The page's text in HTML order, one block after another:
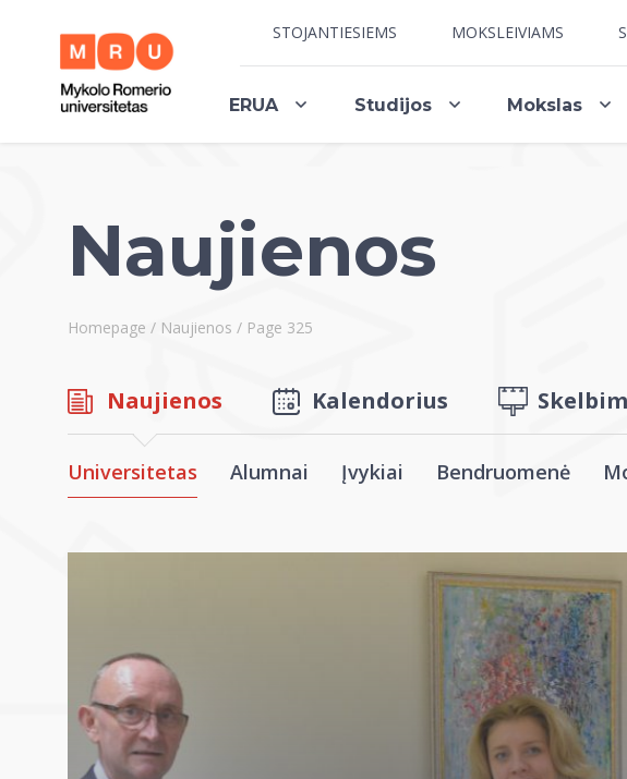
STOJANTIESIEMS MOKSLEIVIAMS
ERUA Studijos Mokslas
Naujienos
Homepage / Naujienos / Page 325
Naujienos Kalendorius
Universitetas Alumnai Įvykiai Bendruomenė